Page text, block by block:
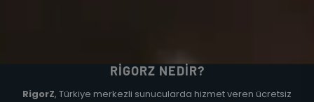
RIGORZ NEDIR?
RigorZ, Türkiye merkezli sunucularda hizmet veren ücretsiz